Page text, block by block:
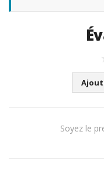
Soyez le